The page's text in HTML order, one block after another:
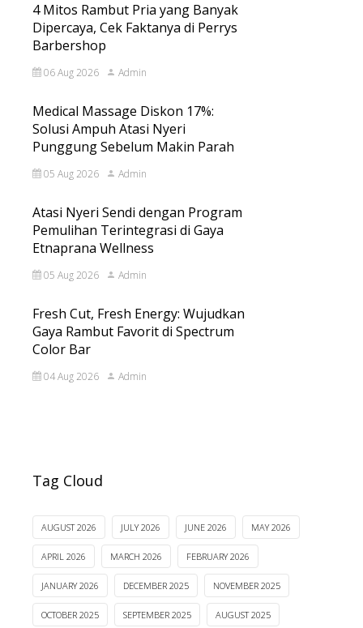
4 Mitos Rambut Pria yang Banyak
Dipercaya, Cek Faktanya di Perrys
Barbershop
06 Aug 2026 Admin
Medical Massage Diskon 17%:
Solusi Ampuh Atasi Nyeri
Punggung Sebelum Makin Parah
05 Aug 2026 Admin
Atasi Nyeri Sendi dengan Program
Pemulihan Terintegrasi di Gaya
Etnaprana Wellness
05 Aug 2026 Admin
Fresh Cut, Fresh Energy: Wujudkan
Gaya Rambut Favorit di Spectrum
Color Bar
04 Aug 2026 Admin
Tag Cloud
AUGUST 2026 JULY 2026 JUNE 2026 MAY 2026
APRIL 2026 MARCH 2026 FEBRUARY 2026
JANUARY 2026 DECEMBER 2025 NOVEMBER 2025
OCTOBER 2025 SEPTEMBER 2025 AUGUST 2025